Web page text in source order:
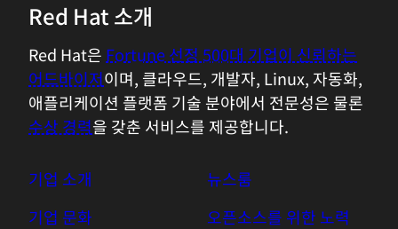
Red Hat 소개
Red Hat은 Fortune 선정 500대 기업이 신뢰하는
어드바이저이며, 클라우드, 개발자, Linux, 자동화,
애플리케이션 플랫폼 기술 분야에서 전문성은 물론
수상 경력을 갖춘 서비스를 제공합니다.
기업 소개
기업 문화
뉴스룸
오픈소스를 위한 노력